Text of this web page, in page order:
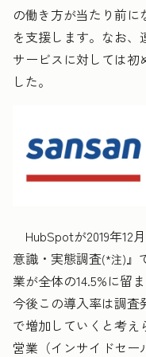
の働き方が当たり前
を支援します。なお
サービスに対しては初
した。
HubSpotが2019年12
意識・実態調査(*注)』
業が全体の14.5%に留
今後この導入率は調
で増加していくと考え
営業（インサイドセー